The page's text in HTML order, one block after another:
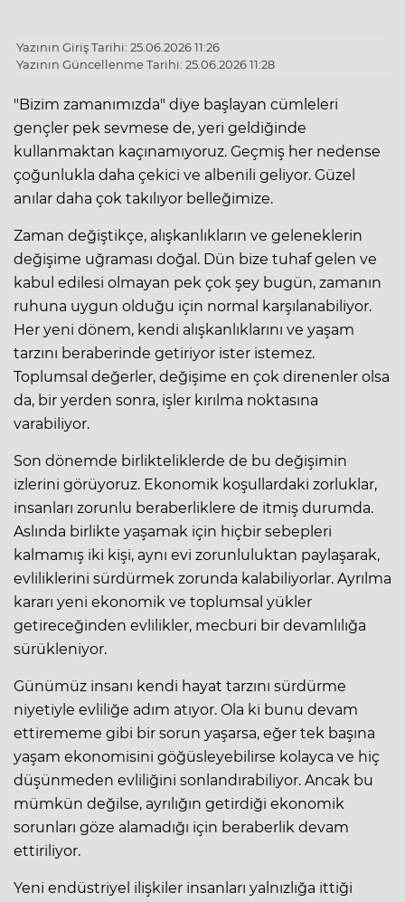
Yazının Giriş Tarihi: 25.06.2026 11:26
Yazının Güncellenme Tarihi: 25.06.2026 11:28
"Bizim zamanımızda" diye başlayan cümleleri
gençler pek sevmese de, yeri geldiğinde
kullanmaktan kaçınamıyoruz. Geçmiş her nedense
çoğunlukla daha çekici ve albenili geliyor. Güzel
anılar daha çok takılıyor belleğimize.
Zaman değiştikçe, alışkanlıkların ve geleneklerin
değişime uğraması doğal. Dün bize tuhaf gelen ve
kabul edilesi olmayan pek çok şey bugün, zamanın
ruhuna uygun olduğu için normal karşılanabiliyor.
Her yeni dönem, kendi alışkanlıklarını ve yaşam
tarzını beraberinde getiriyor ister istemez.
Toplumsal değerler, değişime en çok direnenler olsa
da, bir yerden sonra, işler kırılma noktasına
varabiliyor.
Son dönemde birlikteliklerde de bu değişimin
izlerini görüyoruz. Ekonomik koşullardaki zorluklar,
insanları zorunlu beraberliklere de itmiş durumda.
Aslında birlikte yaşamak için hiçbir sebepleri
kalmamış iki kişi, aynı evi zorunluluktan paylaşarak,
evliliklerini sürdürmek zorunda kalabiliyorlar. Ayrılma
kararı yeni ekonomik ve toplumsal yükler
getireceğinden evlilikler, mecburi bir devamlılığa
sürükleniyor.
Günümüz insanı kendi hayat tarzını sürdürme
niyetiyle evliliğe adım atıyor. Ola ki bunu devam
ettirememe gibi bir sorun yaşarsa, eğer tek başına
yaşam ekonomisini göğüsleyebilirse kolayca ve hiç
düşünmeden evliliğini sonlandırabiliyor. Ancak bu
mümkün değilse, ayrılığın getirdiği ekonomik
sorunları göze alamadığı için beraberlik devam
ettiriliyor.
Yeni endüstriyel ilişkiler insanları yalnızlığa ittiği